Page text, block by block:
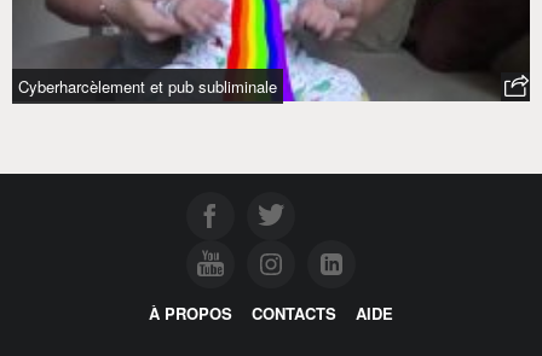
Cyberharcèlement et pub subliminale
À PROPOS CONTACTS AIDE